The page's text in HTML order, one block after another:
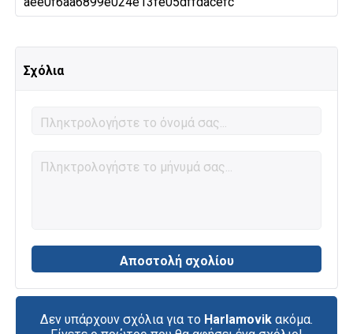
Σχόλια
Δεν υπάρχουν σχόλια για το Harlamovik ακόμα.